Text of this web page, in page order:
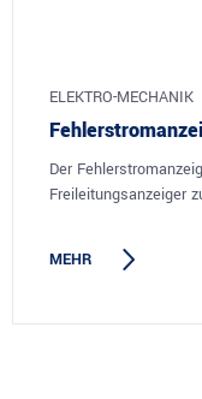
ELEKTRO-MECHANIK
Der
Freileitungsanzeiger
MEHR